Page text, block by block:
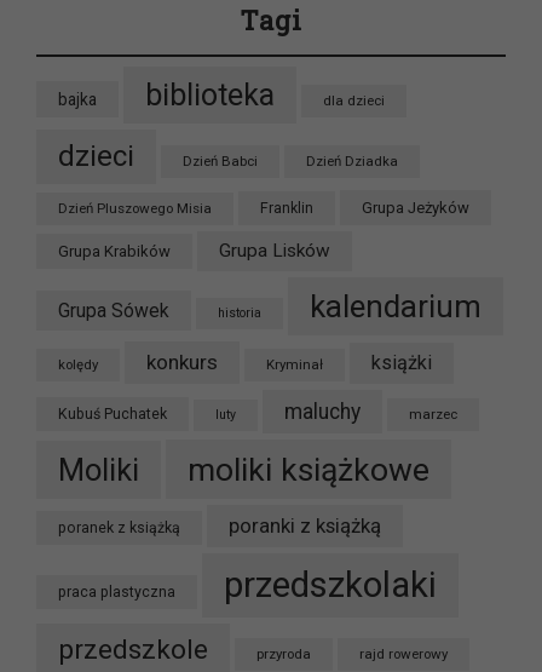
Tagi
bajka biblioteka dla dzieci
dzieci Dzień Babci Dzień Dziadka
Dzień Pluszowego Misia Franklin Grupa Jeżyków
Grupa Krabików Grupa Lisków
Grupa Sówek historia kalendarium
kolędy konkurs Kryminał książki
Kubuś Puchatek luty maluchy marzec
Moliki moliki książkowe
poranek z książką poranki z książką
praca plastyczna przedszkolaki
przedszkole przyroda rajd rowerowy